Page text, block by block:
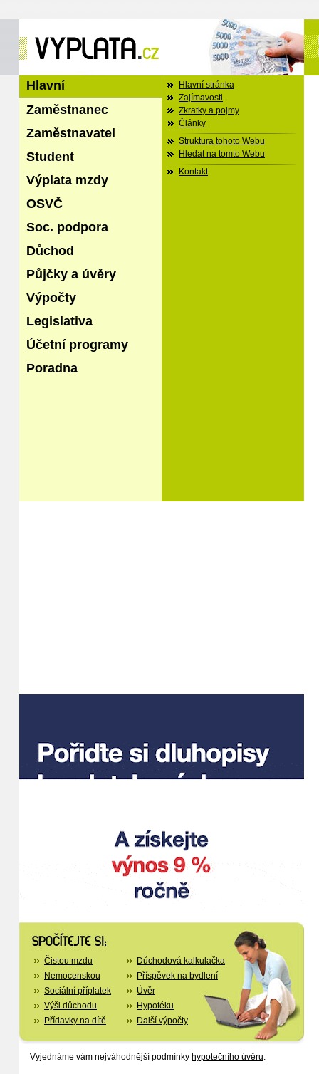
Hlavní
Zaměstnanec
Zaměstnavatel
Student
Výplata mzdy
OSVČ
Soc. podpora
Důchod
Půjčky a úvěry
Výpočty
Legislativa
Účetní programy
Poradna
Hlavní stránka
Zajímavosti
Zkratky a pojmy
Články
Struktura tohoto Webu
Hledat na tomto Webu
Kontakt
Čistou mzdu
Nemocenskou
Sociální příplatek
Výši důchodu
Přídavky na dítě
Důchodová kalkulačka
Příspěvek na bydlení
Úvěr
Hypotéku
Další výpočty
Vyjednáme vám nejváhodnější podmínky hypotečního úvěru.